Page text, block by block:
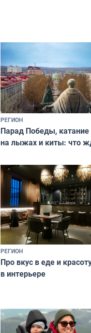
РЕГИОН
Парад Победы, катание
на лыжах и киты: что
на майские праздники
РЕГИОН
Про вкус в еде и
в интерьере